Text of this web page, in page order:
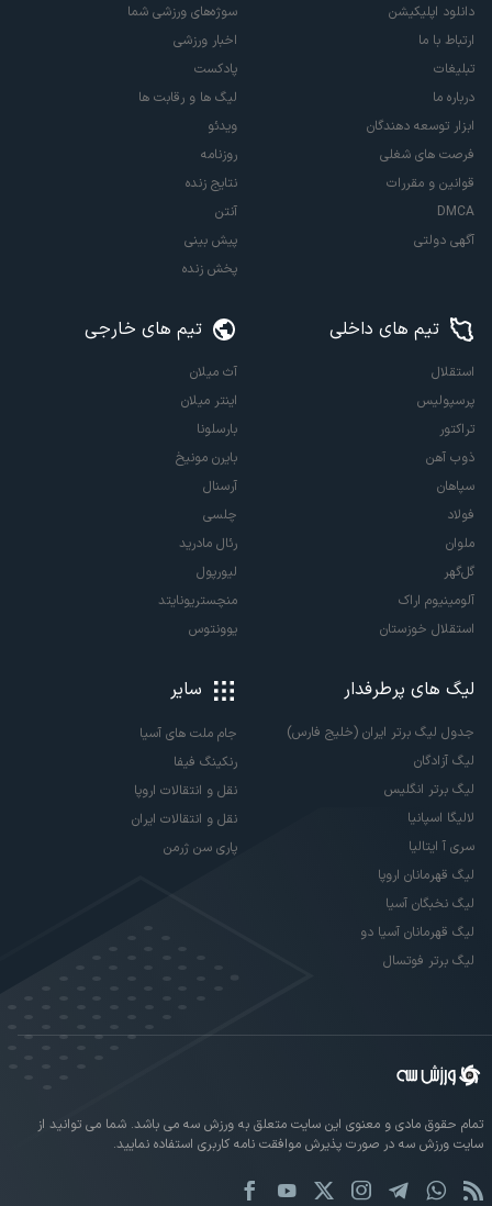
دانلود اپلیکیشن
ارتباط با ما
تبلیغات
درباره ما
ابزار توسعه دهندگان
فرصت های شغلی
قوانین و مقررات
DMCA
آگهی دولتی
سوژه‌های ورزشی شما
اخبار ورزشی
پادکست
لیگ ها و رقابت ها
ویدئو
روزنامه
نتایج زنده
آنتن
پیش بینی
پخش زنده
تیم های داخلی
استقلال
پرسپولیس
تراکتور
ذوب آهن
سپاهان
فولاد
ملوان
گل‌گهر
آلومینیوم اراک
استقلال خوزستان
تیم های خارجی
آث میلان
اینتر میلان
بارسلونا
بایرن مونیخ
آرسنال
چلسی
رئال مادرید
لیورپول
منچستریونایتد
یوونتوس
لیگ های پرطرفدار
جدول لیگ برتر ایران (خلیج فارس)
لیگ آزادگان
لیگ برتر انگلیس
لالیگا اسپانیا
سری آ ایتالیا
لیگ قهرمانان اروپا
لیگ نخبگان آسیا
لیگ قهرمانان آسیا دو
لیگ برتر فوتسال
سایر
جام ملت های آسیا
رنکینگ فیفا
نقل و انتقالات اروپا
نقل و انتقالات ایران
پاری سن ژرمن
تمام حقوق مادی و معنوی این سایت متعلق به ورزش سه می باشد. شما می توانید از
سایت ورزش سه در صورت پذیرش موافقت نامه کاربری استفاده نمایید.